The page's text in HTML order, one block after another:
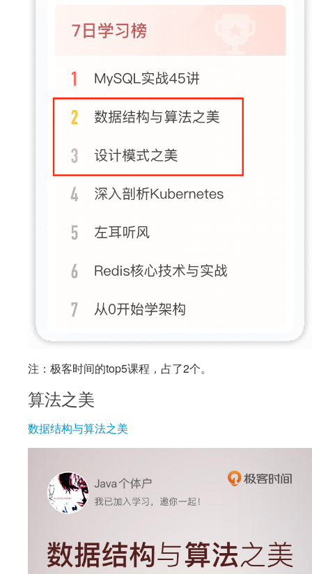
注：极客时间的top5课程，占了2个。
算法之美
数据结构与算法之美